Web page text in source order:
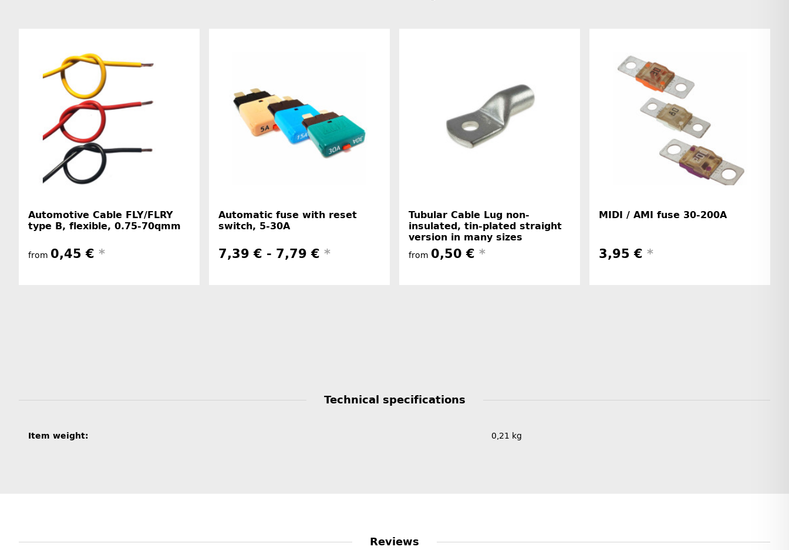
Automotive Cable FLY/FLRY
type B, flexible, 0.75-70qmm
from 0,45 € *
Automatic fuse with reset
switch, 5-30A
7,39 € - 7,79 € *
Tubular Cable Lug non-
insulated, tin-plated straight
version in many sizes
from 0,50 € *
MIDI / AMI fuse 30-200A
3,95 € *
Technical specifications
Item information
Value
Item weight: 0,21 kg
Reviews